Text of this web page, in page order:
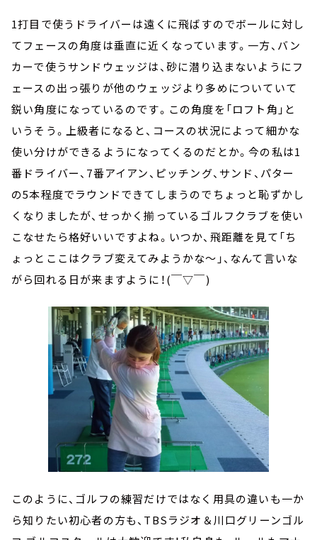
1打目で使うドライバーは遠くに飛ばすのでボールに対し
てフェースの角度は垂直に近くなっています。一方、バン
カーで使うサンドウェッジは、砂に潜り込まないようにフ
ェースの出っ張りが他のウェッジより多めについていて
鋭い角度になっているのです。この角度を「ロフト角」と
いうそう。上級者になると、コースの状況によって細かな
使い分けができるようになってくるのだとか。今の私は1
番ドライバー、7番アイアン、ピッチング、サンド、パター
の5本程度でラウンドできてしまうのでちょっと恥ずかし
くなりましたが、せっかく揃っているゴルフクラブを使い
こなせたら格好いいですよね。いつか、飛距離を見て「ち
ょっとここはクラブ変えてみようかな～」、なんて言いな
がら回れる日が来ますように！(￣▽￣)
このように、ゴルフの練習だけではなく用具の違いも一か
ら知りたい初心者の方も、TBSラジオ＆川口グリーンゴル